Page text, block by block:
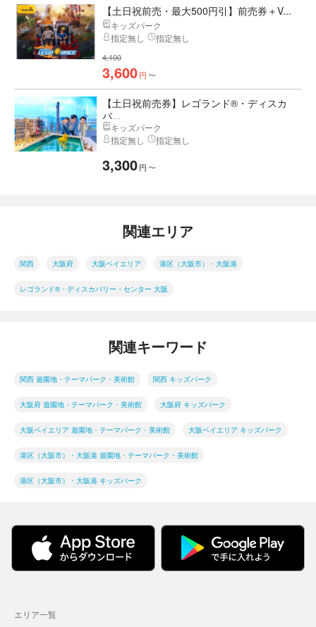
【土日祝前売・最大500円引】前売券＋V...
キッズパーク
指定無し
指定無し
4,100
3,600円 〜
【土日祝前売券】レゴランド®・ディスカ
バ...
キッズパーク
指定無し
指定無し
3,300円 〜
関連エリア
関西 大阪府 大阪ベイエリア 港区（大阪市）・大阪港
レゴランド®・ディスカバリー・センター 大阪
関連キーワード
関西 遊園地・テーマパーク・美術館 関西 キッズパーク
大阪府 遊園地・テーマパーク・美術館 大阪府 キッズパーク
大阪ベイエリア 遊園地・テーマパーク・美術館 大阪ベイエリア キッズパーク
港区（大阪市）・大阪港 遊園地・テーマパーク・美術館
港区（大阪市）・大阪港 キッズパーク
エリア一覧